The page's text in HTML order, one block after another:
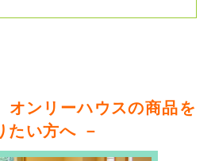
オンリーハウスの商品を
たい方へ －